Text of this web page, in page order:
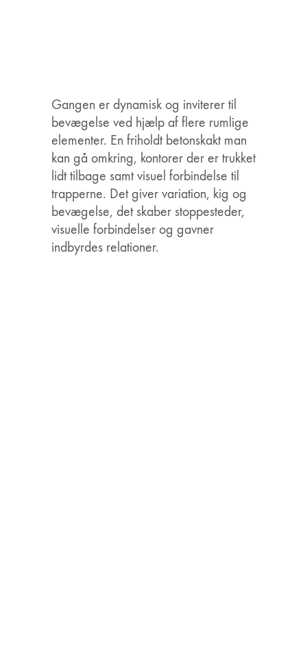
Gangen er dynamisk og inviterer til
bevægelse ved hjælp af flere rumlige
elementer. En friholdt betonskakt man
kan gå omkring, kontorer der er trukket
lidt tilbage samt visuel forbindelse til
trapperne. Det giver variation, kig og
bevægelse, det skaber stoppesteder,
visuelle forbindelser og gavner
indbyrdes relationer.